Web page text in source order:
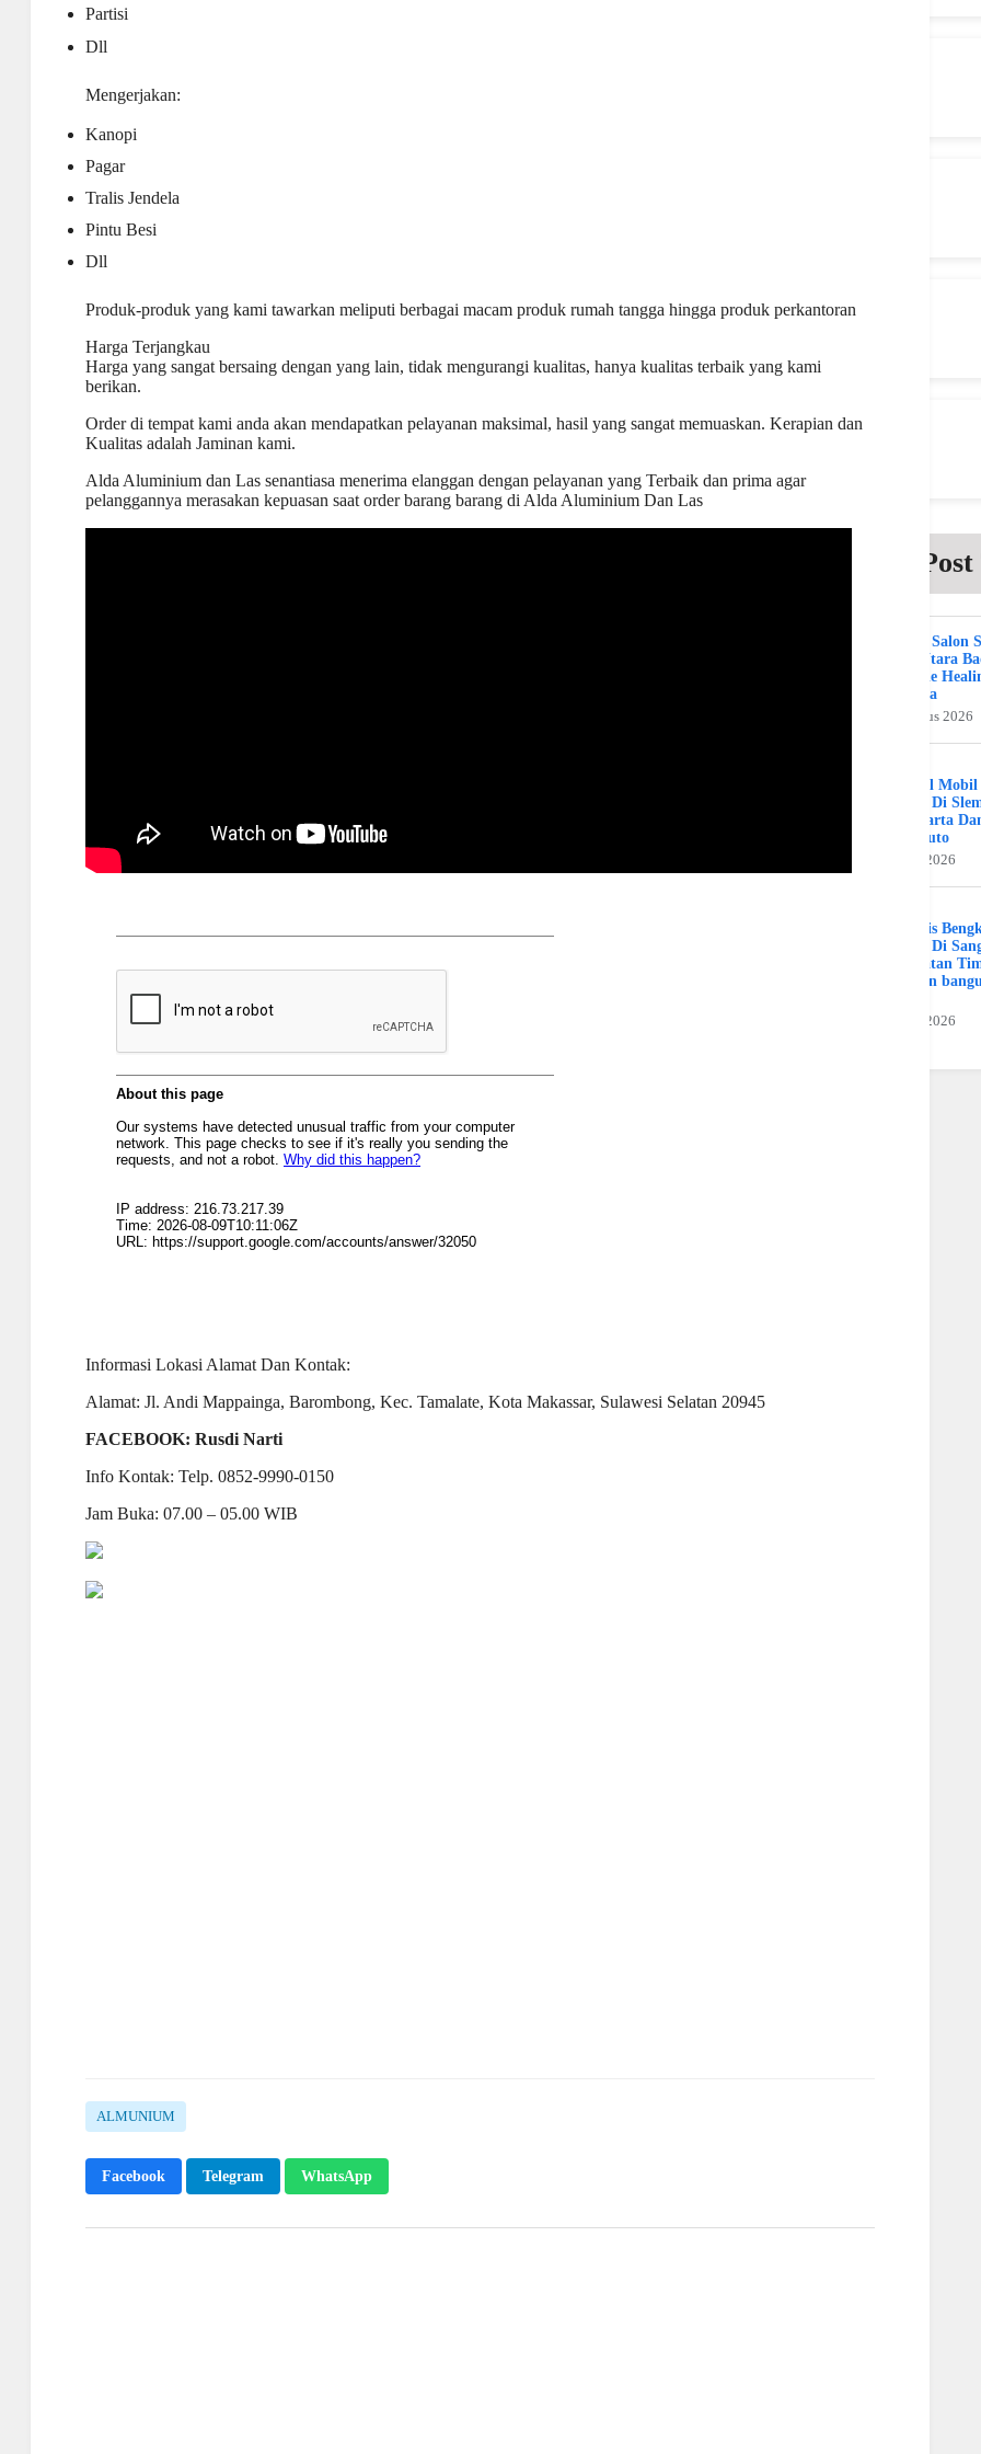
Partisi
Dll
Mengerjakan:
Kanopi
Pagar
Tralis Jendela
Pintu Besi
Dll
Produk-produk yang kami tawarkan meliputi berbagai macam produk rumah tangga hingga produk perkantoran
Harga Terjangkau
Harga yang sangat bersaing dengan yang lain, tidak mengurangi kualitas, hanya kualitas terbaik yang kami
berikan.
Order di tempat kami anda akan mendapatkan pelayanan maksimal, hasil yang sangat memuaskan. Kerapian dan
Kualitas adalah Jaminan kami.
Alda Aluminium dan Las senantiasa menerima elanggan dengan pelayanan yang Terbaik dan prima agar
pelanggannya merasakan kepuasan saat order barang barang di Alda Aluminium Dan Las
Informasi Lokasi Alamat Dan Kontak:
Alamat: Jl. Andi Mappainga, Barombong, Kec. Tamalate, Kota Makassar, Sulawesi Selatan 20945
FACEBOOK: Rusdi Narti
Info Kontak: Telp. 0852-9990-0150
Jam Buka: 07.00 – 05.00 WIB
ALMUNIUM
Facebook Telegram WhatsApp
Beauty Salon
Kuta Utara
Bali The
Day Spa
2 Agustus 2026
Bengkel Mobil
Umum Di
Jogjakarta
Benz Auto
31 Juli 2026
Spesialis
Murah Di
Kalimatan
Hamran
19 Juli 2026